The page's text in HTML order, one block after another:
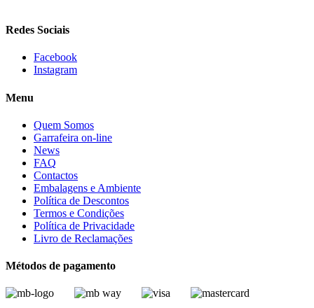
Redes Sociais
Facebook
Instagram
Menu
Quem Somos
Garrafeira on-line
News
FAQ
Contactos
Embalagens e Ambiente
Política de Descontos
Termos e Condições
Política de Privacidade
Livro de Reclamações
Métodos de pagamento